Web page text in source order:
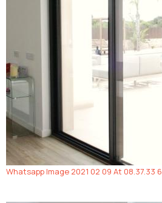
Whatsapp Image 2021 02 09 At 08.37.33 6